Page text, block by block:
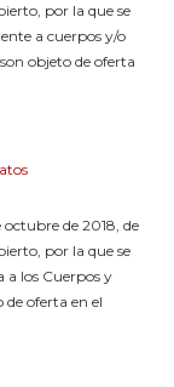
por la que se
a cuerpos y/o
objeto de oferta
octubre de 2018, de
por la que se
a los Cuerpos y
de oferta en el